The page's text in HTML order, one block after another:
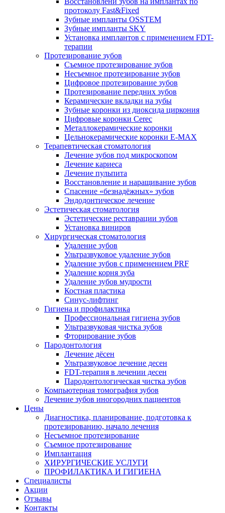
протоколу Fast&Fixed
Зубные импланты OSSTEM
Зубные импланты SKY
Установка имплантов с применением FDT-
терапии
Протезирование зубов
Съемное протезирование зубов
Несъемное протезирование зубов
Цифровое протезирование зубов
Протезирование передних зубов
Керамические вкладки на зубы
Зубные коронки из диоксида циркония
Цифровые коронки Cerec
Металлокерамические коронки
Цельнокерамические коронки E-MAX
Терапевтическая стоматология
Лечение зубов под микроскопом
Лечение кариеса
Лечение пульпита
Восстановление и наращивание зубов
Спасение «безнадёжных» зубов
Эндодонтическое лечение
Эстетическая стоматология
Эстетические реставрации зубов
Установка виниров
Хирургическая стоматология
Удаление зубов
Ультразвуковое удаление зубов
Удаление зубов с применением PRF
Удаление корня зуба
Удаление зубов мудрости
Костная пластика
Синус-лифтинг
Гигиена и профилактика
Профессиональная гигиена зубов
Ультразвуковая чистка зубов
Фторирование зубов
Пародонтология
Лечение дёсен
Ультразвуковое лечение десен
FDT-терапия в лечении десен
Пародонтологическая чистка зубов
Компьютерная томография зубов
Лечение зубов иногородних пациентов
Цены
Диагностика, планирование, подготовка к
протезированию, начало лечения
Несъемное протезирование
Съемное протезирование
Имплантация
ХИРУРГИЧЕСКИЕ УСЛУГИ
ПРОФИЛАКТИКА И ГИГИЕНА
Специалисты
Акции
Отзывы
Контакты